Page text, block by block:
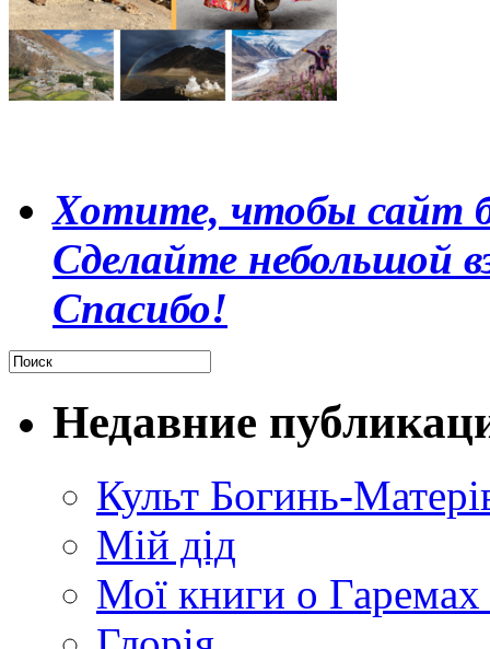
Хотите, чтобы сайт
Сделайте небольшой
Спасибо!
Недавние
Культ Богинь-
Мій дід
Мої книги о